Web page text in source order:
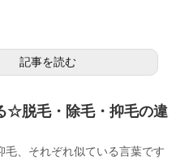
記事を読む
☆脱毛・除毛・抑毛の違
毛、それぞれ似ている言葉です